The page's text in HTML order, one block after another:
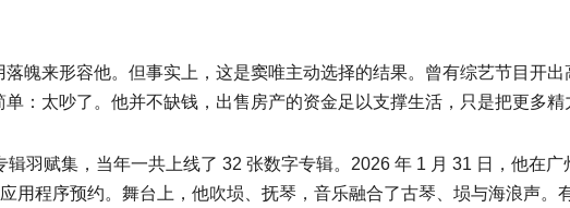
魄来形容他。但事实上，这是窦唯主动选择的结果。曾有综艺节目开
：太吵了。他并不缺钱，出售房产的资金足以支撑生活，只是把更多精
羽赋集，当年一共上线了 32 张数字专辑。2026 年 1 月 31 日，他在
用程序预约。舞台上，他吹埙、抚琴，音乐融合了古琴、埙与海浪声。